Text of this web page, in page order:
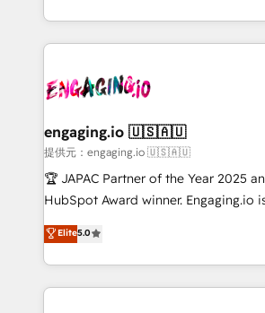
HubSpot partners 🔄 Top 5% globally
ops at mid-market companies ready
beyond spreadsheets into unified
drive real business results.
you are too. Why Systony? - 20+ years of
experience with CRM, Marketing,
Own back-end developers - Complex
View, SuperOffice) - Custom
Business Central, Navision, AX, SAP,
focus on growing B2B companies in
such as manufacturing, SaaS,
partner, we know how important
That's why we have developed a
engaging.io 🇺🇸🇦🇺
提供元：engaging.io 🇺🇸🇦🇺
🏆 JAPAC Partner of the Year 2025
HubSpot Award winner. Engaging.io is one of
HubSpot’s most experienced Agency
globally, delivering complex HubSpot
implementations for 16+ years. With
completed across APAC and North
Elite5.0